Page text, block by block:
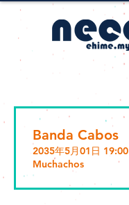
Banda Cabos
2035年5月01日 19:00
Muchachos